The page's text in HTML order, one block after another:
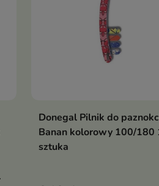
Pokaż szczegóły
Donegal Pilnik do
Banan kolorowy 100/180
sztuka